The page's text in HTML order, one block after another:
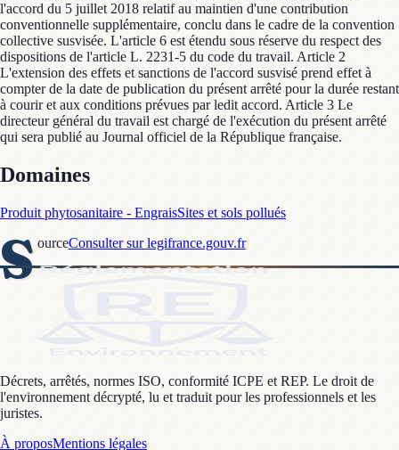
l'accord du 5 juillet 2018 relatif au maintien d'une contribution
conventionnelle supplémentaire, conclu dans le cadre de la convention
collective susvisée. L'article 6 est étendu sous réserve du respect des
dispositions de l'article L. 2231-5 du code du travail. Article 2
L'extension des effets et sanctions de l'accord susvisé prend effet à
compter de la date de publication du présent arrêté pour la durée restant
à courir et aux conditions prévues par ledit accord. Article 3 Le
directeur général du travail est chargé de l'exécution du présent arrêté
qui sera publié au Journal officiel de la République française.
Domaines
Produit phytosanitaire - EngraisSites et sols pollués
S ourceConsulter sur legifrance.gouv.fr
Décrets, arrêtés, normes ISO, conformité ICPE et REP. Le droit de
l'environnement décrypté, lu et traduit pour les professionnels et les
juristes.
À proposMentions légales